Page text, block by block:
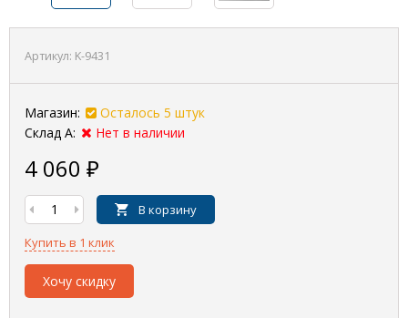
Артикул: K-9431
Магазин:
Осталось 5 штук
Склад А:
Нет в наличии
4 060 ₽
В корзину
Купить в 1 клик
Хочу скидку